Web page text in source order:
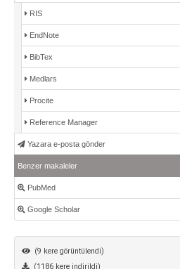
RIS
EndNote
BibTex
Medlars
Procite
Reference Manager
Yazara e-posta gönder
Benzer makaleler
PubMed
Google Scholar
(9 kere görüntülendi)
(1186 kere indirildi)